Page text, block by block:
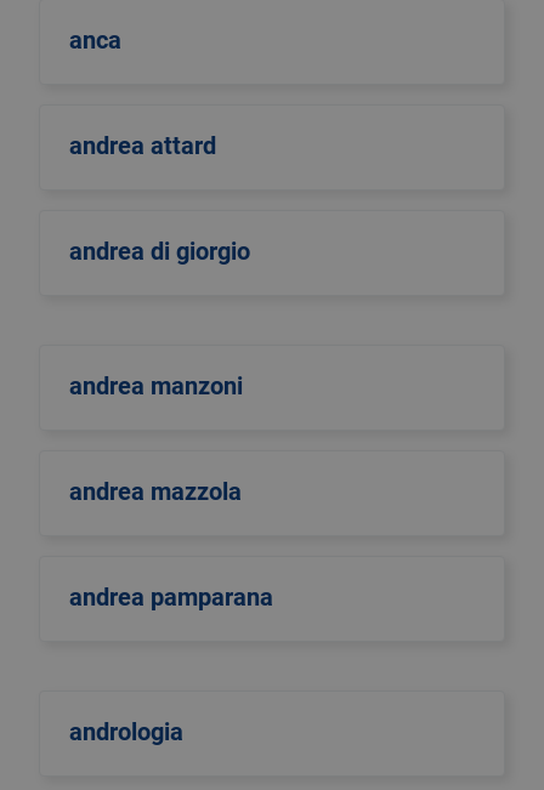
anca
andrea attard
andrea di giorgio
andrea manzoni
andrea mazzola
andrea pamparana
andrologia